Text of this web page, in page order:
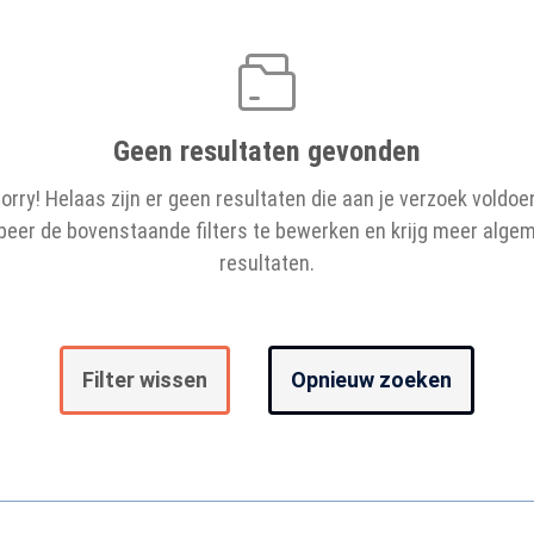
Geen resultaten gevonden
Helaas zijn er geen resultaten die aan je verzoek
de bovenstaande filters te bewerken en krijg meer
resultaten.
Filter wissen Opnieuw zoeken